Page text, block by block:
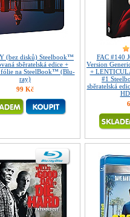
(bez disků) Steelbook™
sběratelská edice +
na SteelBook™ (Blu-
ray)
99 Kč
FAC #140
Version
+
#1
sběratelská